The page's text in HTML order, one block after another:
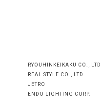
RYOUHINKEIKAKU CO., LTD.
REAL STYLE CO., LTD.
JETRO
ENDO LIGHTING CORP.